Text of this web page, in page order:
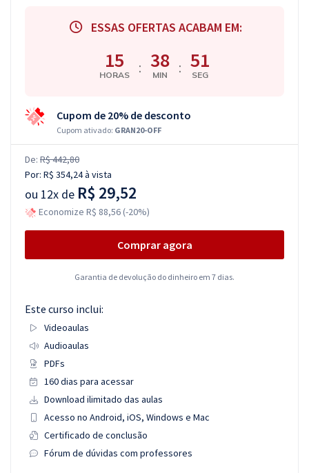
ESSAS OFERTAS ACABAM EM:
15
HORAS : 38
MIN : 50
SEG
Cupom de 20% de desconto
Cupom ativado: GRAN20-OFF
De: R$ 442,80
Por: R$ 354,24à vista
ou 12x de R$ 29,52
Economize R$ 88,56 (-20%)
Comprar agora
Garantia de devolução do dinheiro em 7 dias.
Este curso inclui:
Videoaulas
Audioaulas
PDFs
160 dias para acessar
Download ilimitado das aulas
Acesso no Android, iOS, Windows e Mac
Certificado de conclusão
Fórum de dúvidas com professores